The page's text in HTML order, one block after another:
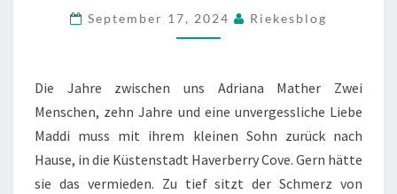
ZWISCHEN
UNS
September 17, 2024 Riekesblog
Die Jahre zwischen uns Adriana Mather Zwei
Menschen, zehn Jahre und eine unvergessliche Liebe
Maddi muss mit ihrem kleinen Sohn zurück nach
Hause, in die Küstenstadt Haverberry Cove. Gern hätte
sie das vermieden. Zu tief sitzt der Schmerz von